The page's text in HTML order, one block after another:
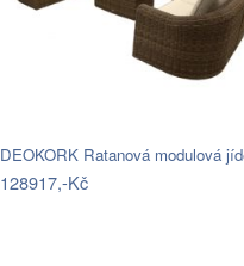
DEOKORK Ratanová modulová
128917,-Kč